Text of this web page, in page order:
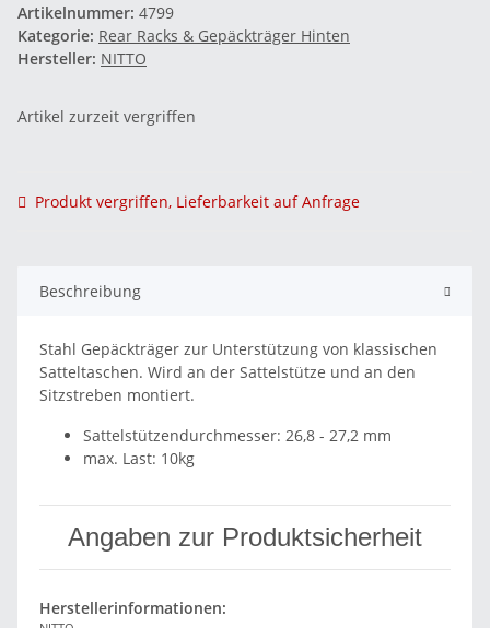
Artikelnummer: 4799
Kategorie: Rear Racks & Gepäckträger Hinten
Hersteller: NITTO
Artikel zurzeit vergriffen
Produkt vergriffen, Lieferbarkeit auf Anfrage
Beschreibung
Stahl Gepäckträger zur Unterstützung von klassischen
Satteltaschen. Wird an der Sattelstütze und an den
Sitzstreben montiert.
Sattelstützendurchmesser: 26,8 - 27,2 mm
max. Last: 10kg
Angaben zur Produktsicherheit
Herstellerinformationen: